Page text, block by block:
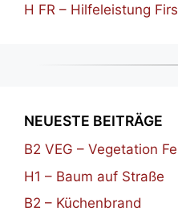
H FR – Hilfeleistung
NEUESTE BEITRÄGE
B2 VEG – Vegetation
H1 – Baum auf Straße
B2 – Küchenbrand